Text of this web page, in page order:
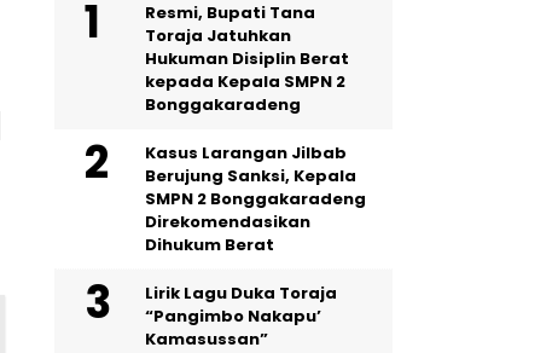
Resmi, Bupati Tana
Toraja Jatuhkan
Hukuman Disiplin Berat
kepada Kepala SMPN 2
Bonggakaradeng
Kasus Larangan Jilbab
Berujung Sanksi, Kepala
SMPN 2 Bonggakaradeng
Direkomendasikan
Dihukum Berat
Lirik Lagu Duka Toraja
“Pangimbo Nakapu’
Kamasussan”